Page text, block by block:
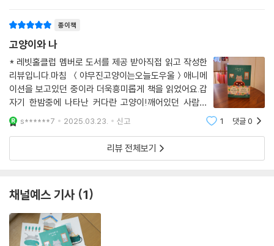
써 우리는 각자가 꿈꾸는 사랑을 새롭게 발견할 기회를 얻는다.
“역시 고양이가 되길 잘했다. 고양이가 되고 나니 다르게 살 수 있다”
현실의 무거운 문제를 뒤틀어 가볍게 보여주는 이야기의 힘
그가 사람이었을 때는 언제 그런 날이 올지 요원하기만 했다. 우리는 함께
살면서부터 항상 우리가 서로의 공식적인 보호자가 되기를 바랐다. 그런데
갑자기 우리가 꿈꾸던 일이 반은 이루어졌다. 이런 식으로 이루어지길 바
란 건 아니었지만, 그래도 내가 그의 보호자로 등록됐다니 기분이 나쁘지
않았다. (〈고양이와 나〉, pp. 64~65)
판결 사례가 나올 만큼 우리는 여전히 사랑을 이해하는 데 많은 제약과 억
표제작 〈고양이와 나〉 속 퀴어 커플은 한 사람이 고양이가 되고 나자 의외
종이책
고양이와 나
* 레빗홀클럽 멤버로 도서를 제공 받아직접 읽고 작성한
리뷰입니다.마침 ＜야무진고양이는오늘도우울＞애니메
이션을 보고있던 중이라 더욱흥미롭게 책을 읽었어요.갑
자기 한밤중에 나타난 커다란 고양이!깨어있던 사람들
은 "앞으로 남은 삶은 고양이로 사시겠습니까?" 라는물음
과 함께"YES"와 "NO"가 적힌 종이를 건내 받습니다.ㅡ1.
고양이로 변한 사람들: 인구의 약 5%의 인간들은 고
s******7 2025.03.23. 신고 1 댓글0
리뷰 전체보기
채널예스 기사 1